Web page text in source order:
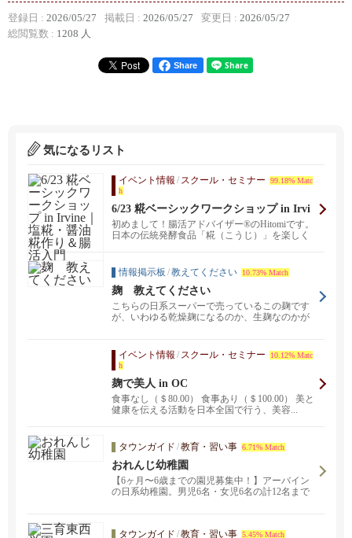
登録日 : 2026/05/27 掲載日 : 2026/05/27 変更日 : 2026/05/27
総閲覧数 : 1208 人
Share
気になるリスト
イベント情報 / スクール・セミナー
99.18% Matc
h
6/23 糀ベーシックワークショップ in Irvi
ne｜塩糀・醤油糀作り＆腸活入門
初めまして！腸活アドバイザー®のHitomiです。
日本の伝統発酵食品「糀（こうじ）」を楽しく
情報掲示板 /教えてください 10.73% Match
麹 教えてください
こちらの日系スーパーで売っているこの麹です
が、いわゆる乾燥麹になるのか、生麹なのかが
イベント情報 / スクール・セミナー
10.12% Matc
h
麹で美人 in OC
食事なし（＄80.00） 食事あり（＄100.00） 美と
健康を伝える活動を日本全国で行う、美容...
タウンガイド /教育・習い事 6.71% Match
おれんじ幼稚園
【6ヶ月〜6歳までの園児募集中！】アーバイン
の日系幼稚園。男児6名・女児6名の計12名まで
orangeleafcare@gmail.comまで。
タウンガイド /教育・習い事 5.45% Match